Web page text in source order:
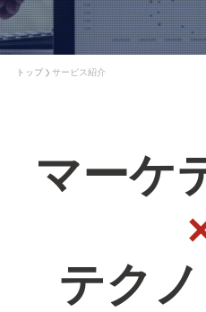
トップ サービス紹介
マーケ
テク